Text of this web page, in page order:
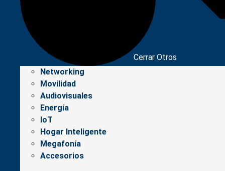
Cerrar Otros
Networking
Movilidad
Audiovisuales
Energía
IoT
Hogar Inteligente
Megafonía
Accesorios